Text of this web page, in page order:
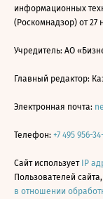
информационных
(Роскомнадзор) от 27
Учредитель: АО
Главный редактор:
Электронная почта:
Телефон: +7 495 956-
Сайт использует IP
Пользователей
в отношении